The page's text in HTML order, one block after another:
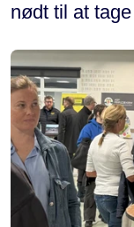
nødt til at